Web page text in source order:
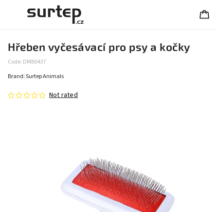
Hřeben vyčesávací pro psy a kočky
Code: DMB0437
Not rated
Brand:Surtep Animals